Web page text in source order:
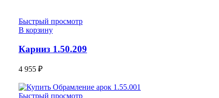
Быстрый просмотр
В корзину
Карниз 1.50.209
4 955 ₽
Быстрый просмотр